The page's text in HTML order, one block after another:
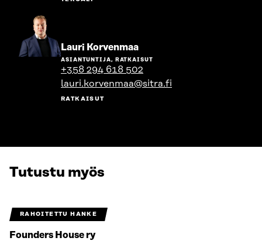
Lauri KorvenmaaSiirry
henkilön
sivulle
ASIANTUNTIJA, RATKAISUT
+358 294 618 502
lauri.korvenmaa@sitra.fi
RATKAISUT
Tutustu myös
RAHOITETTU HANKE
Founders House ry